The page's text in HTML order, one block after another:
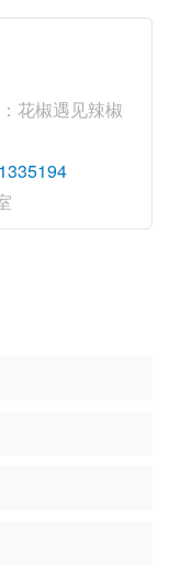
花椒遇见辣椒